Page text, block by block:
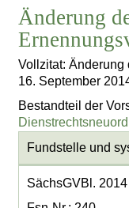
Änderung
Vollzitat: Änderung
16. September
Bestandteil der
Fundstelle und
SächsGVBl.